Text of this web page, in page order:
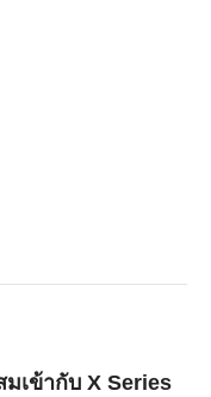
มเข้ากับ X Series